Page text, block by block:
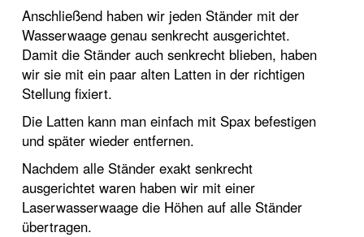
Anschließend haben wir jeden Ständer mit der
Wasserwaage genau senkrecht ausgerichtet.
Damit die Ständer auch senkrecht blieben, haben
wir sie mit ein paar alten Latten in der richtigen
Stellung fixiert.
Die Latten kann man einfach mit Spax befestigen
und später wieder entfernen.
Nachdem alle Ständer exakt senkrecht
ausgerichtet waren haben wir mit einer
Laserwasserwaage die Höhen auf alle Ständer
übertragen.